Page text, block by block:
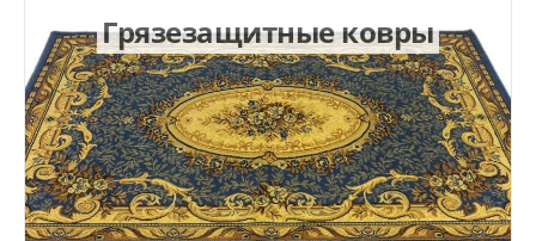
Грязезащитные ковры